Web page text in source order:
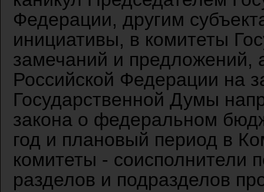
Федерации, другим
инициативы, в комитеты
замечаний и предложений,
Российской Федерации на
Государственной Думы
закона о федеральном
год и плановый период в
комитеты - соисполнители
разделов и подразделов